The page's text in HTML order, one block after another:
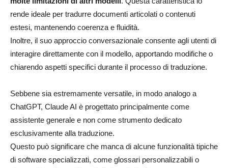
rende ideale per tradurre documenti articolati o contenuti
estesi, mantenendo coerenza e fluidità.
Inoltre, il suo approccio conversazionale consente agli utenti di
interagire direttamente con il modello, apportando modifiche o
chiarendo aspetti specifici durante il processo di traduzione.
Sebbene sia estremamente versatile, in modo analogo a
ChatGPT, Claude AI è progettato principalmente come
assistente generale e non come strumento dedicato
esclusivamente alla traduzione.
Questo può significare che manca di alcune funzionalità tipiche
di software specializzati, come glossari personalizzabili o